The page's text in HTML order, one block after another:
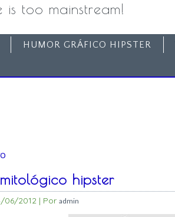
is too mainstream!
HUMOR GRÁFICO HIPSTER
hipster
06/2012| Por admin